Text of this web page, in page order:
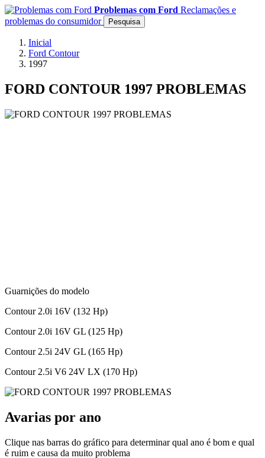
Problemas com Ford Reclamações e
problemas do consumidor
Pesquisa
Inicial
Ford Contour
1997
FORD CONTOUR 1997 PROBLEMAS
Guarnições do modelo
Contour 2.0i 16V (132 Hp)
Contour 2.0i 16V GL (125 Hp)
Contour 2.5i 24V GL (165 Hp)
Contour 2.5i V6 24V LX (170 Hp)
Avarias por ano
Clique nas barras do gráfico para determinar qual ano é bom e qual
é ruim e causa da muito problema